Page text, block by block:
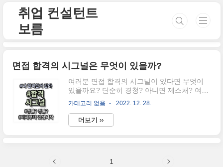
취업 컨설턴트
보름
면접 합격의 시그널은 무엇이 있을까?
여러분 면접 합격의 시그널이 있다면 무엇이
있을까요? 단순히 경청? 아니면 제스처? 여러
방면을 생각할 수 있는데요. 최근은 면접관분
들께서 "면접에 대한 에티켓"을 공부하고 오시
기 때문에 이전처럼 "너 불합격이야"라는 암묵
적 메시지를 보내지 않아 더 헷갈리는 듯합니
문을 적극적으로 한다. 면접관의 경우 여러명
카테고리 없음 2022. 12. 28.
더보기 ››
1